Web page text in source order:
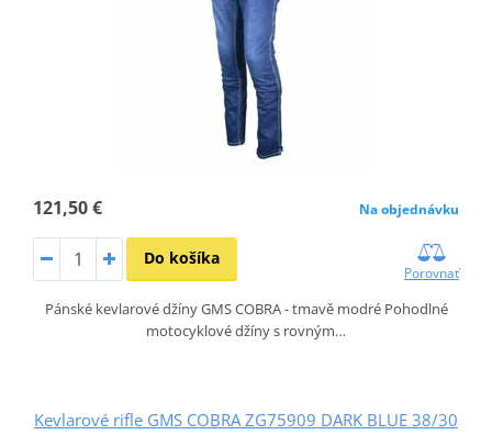
121,50 € Na objednávku
Do košíka
Porovnať
Pánské kevlarové džíny GMS COBRA - tmavě modré Pohodlné
motocyklové džíny s rovným…
Kevlarové rifle GMS COBRA ZG75909 DARK BLUE 38/30